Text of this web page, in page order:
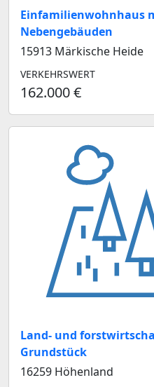
Einfamilienwohnhaus
Nebengebäuden
15913 Märkische Heide
VERKEHRSWERT
162.000 €
Land- und
Grundstück
16259 Höhenland